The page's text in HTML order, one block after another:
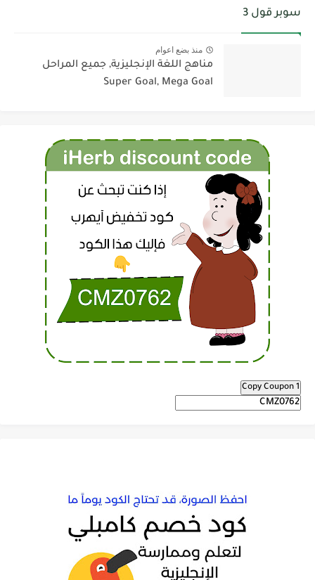
سوبر قول 3
منذ بضع اعوام
مناهج اللغة الإنجليزية, جميع المراحل
Super Goal, Mega Goal
Copy Coupon 1